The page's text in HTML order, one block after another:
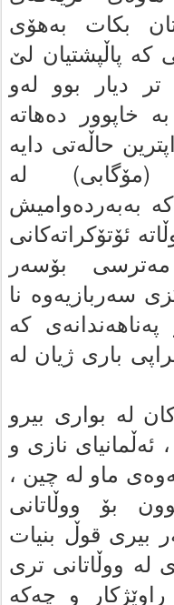
بکات به‌هۆى
که‌ پاڵپشتیان لێ
دیار بوو له‌و
خاپوور ده‌هاته‌
حاڵه‌تى دایه‌
(مۆگابی) له‌
به‌به‌رده‌وامیش
ئۆتۆکراته‌کانى
بۆسه‌ر
سه‌ربازیه‌وه‌ نا
که‌
بارى ژیان له‌
له‌ بوارى بیرو
ئه‌ڵمانیاى نازى و
ماو له‌ چین ،
بۆ ووڵاتانى
بیرى قوڵ بنیات
له‌ ووڵاتانى تری
و چەکە